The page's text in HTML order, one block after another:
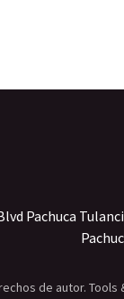
Pachuca
de autor. Tools